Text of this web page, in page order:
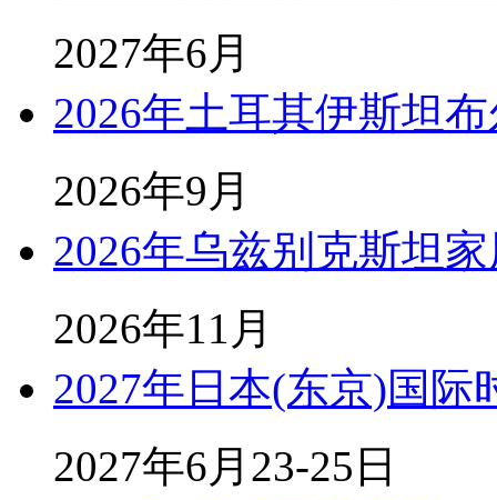
2027年6月
2026年土耳其伊斯坦
2026年9月
2026年乌兹别克斯坦
2026年11月
2027年日本(东京)国际
2027年6月23-25日